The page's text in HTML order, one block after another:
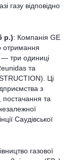
газу відповідно
р.): Компанія GE
отримання
— три одиниці
та
Ці
з
постачання та
Саудівської
газової